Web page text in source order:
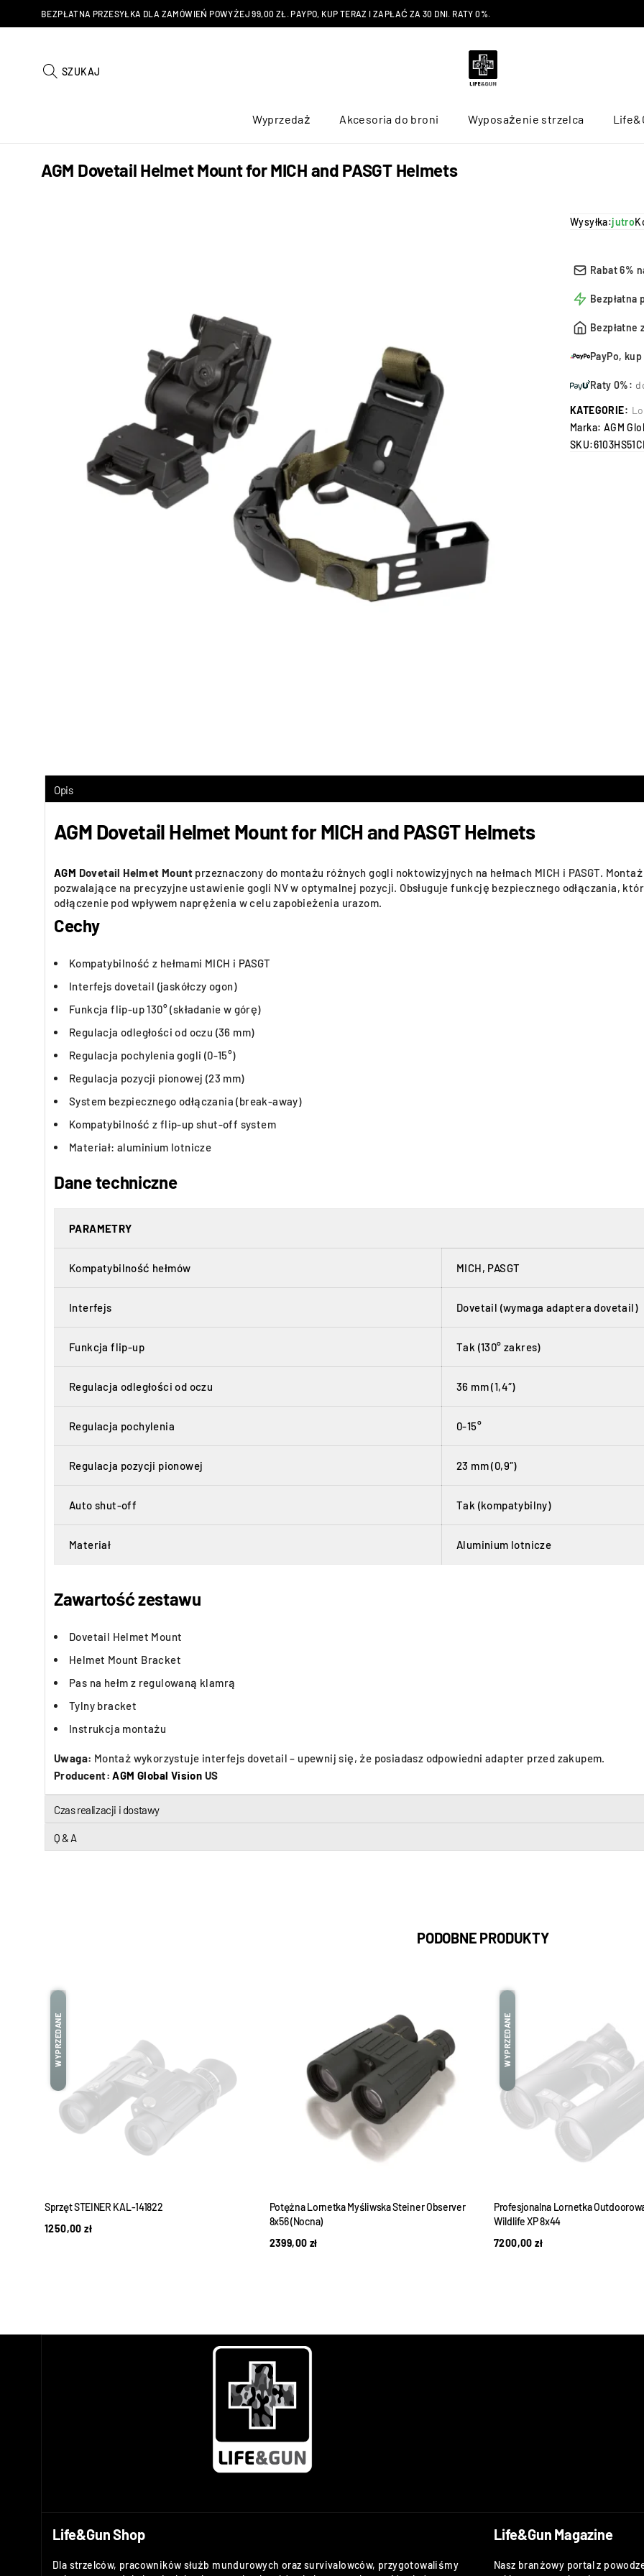
BEZPŁATNA PRZESYŁKA DLA ZAMÓWIEŃ POWYŻEJ 99,00 ZŁ. PAYPO, KUP TERAZ I ZAPŁAĆ ZA 30 DNI. RATY 0%.
SZUKAJ
Wyprzedaż Akcesoria do broni Wyposażenie strzelca
AGM Dovetail Helmet Mount for MICH and PASGT Helmets
Wysyłka:jutro
Rabat 6%
Bezpłatna
Bezpłatne
PayPo,
Raty 0%:
KATEGORIE:
Marka: AGM
SKU:
Opis
AGM Dovetail Helmet Mount for MICH and PASGT Helmets
AGM Dovetail Helmet Mount przeznaczony do montażu różnych gogli noktowizyjnych na hełmach MICH i PASGT.
pozwalające na precyzyjne ustawienie gogli NV w optymalnej pozycji. Obsługuje funkcję bezpiecznego odłączania,
odłączenie pod wpływem naprężenia w celu zapobieżenia urazom.
Cechy
Kompatybilność z hełmami MICH i PASGT
Interfejs dovetail (jaskółczy ogon)
Funkcja flip-up 130° (składanie w górę)
Regulacja odległości od oczu (36 mm)
Regulacja pochylenia gogli (0-15°)
Regulacja pozycji pionowej (23 mm)
System bezpiecznego odłączania (break-away)
Kompatybilność z flip-up shut-off system
Materiał: aluminium lotnicze
Dane techniczne
PARAMETRY
Kompatybilność hełmów MICH, PASGT
Interfejs Dovetail (wymaga adaptera dovetail)
Funkcja flip-up Tak (130° zakres)
Regulacja odległości od oczu 36 mm (1,4″)
Regulacja pochylenia 0-15°
Regulacja pozycji pionowej 23 mm (0,9″)
Auto shut-off Tak (kompatybilny)
Materiał Aluminium lotnicze
Zawartość zestawu
Dovetail Helmet Mount
Helmet Mount Bracket
Pas na hełm z regulowaną klamrą
Tylny bracket
Instrukcja montażu
Uwaga: Montaż wykorzystuje interfejs dovetail – upewnij się, że posiadasz odpowiedni adapter przed zakupem.
Producent:AGM Global Vision US
Czas realizacji i dostawy
Q & A
PODOBNE PRODUKTY
WYPRZEDANE
Sprzęt STEINER KAL-141822
1250,00zł
Potężna Lornetka Myśliwska Steiner Observer
8x56 (Nocna)
2399,00 zł
WYPRZEDANE
Profesjonalna Lornetka
Wildlife XP 8x44
7200,00zł
Life&Gun Shop
Dla strzelców, pracowników służb mundurowych oraz survivalowców, przygotowaliśmy
Life&Gun Magazine
Nasz branżowy portal z